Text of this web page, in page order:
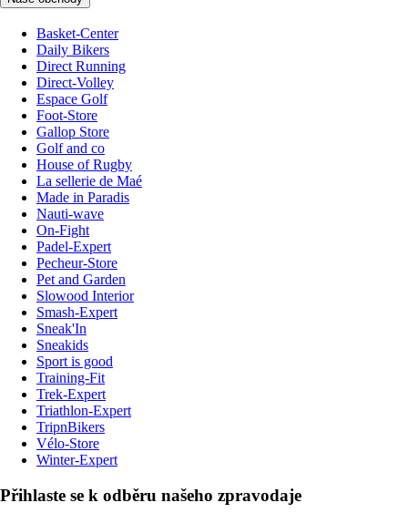
Basket-Center
Daily Bikers
Direct Running
Direct-Volley
Espace Golf
Foot-Store
Gallop Store
Golf and co
House of Rugby
La sellerie de Maé
Made in Paradis
Nauti-wave
On-Fight
Padel-Expert
Pecheur-Store
Pet and Garden
Slowood Interior
Smash-Expert
Sneak'In
Sneakids
Sport is good
Training-Fit
Trek-Expert
Triathlon-Expert
TripnBikers
Vélo-Store
Winter-Expert
Přihlaste se k odběru našeho zpravodaje